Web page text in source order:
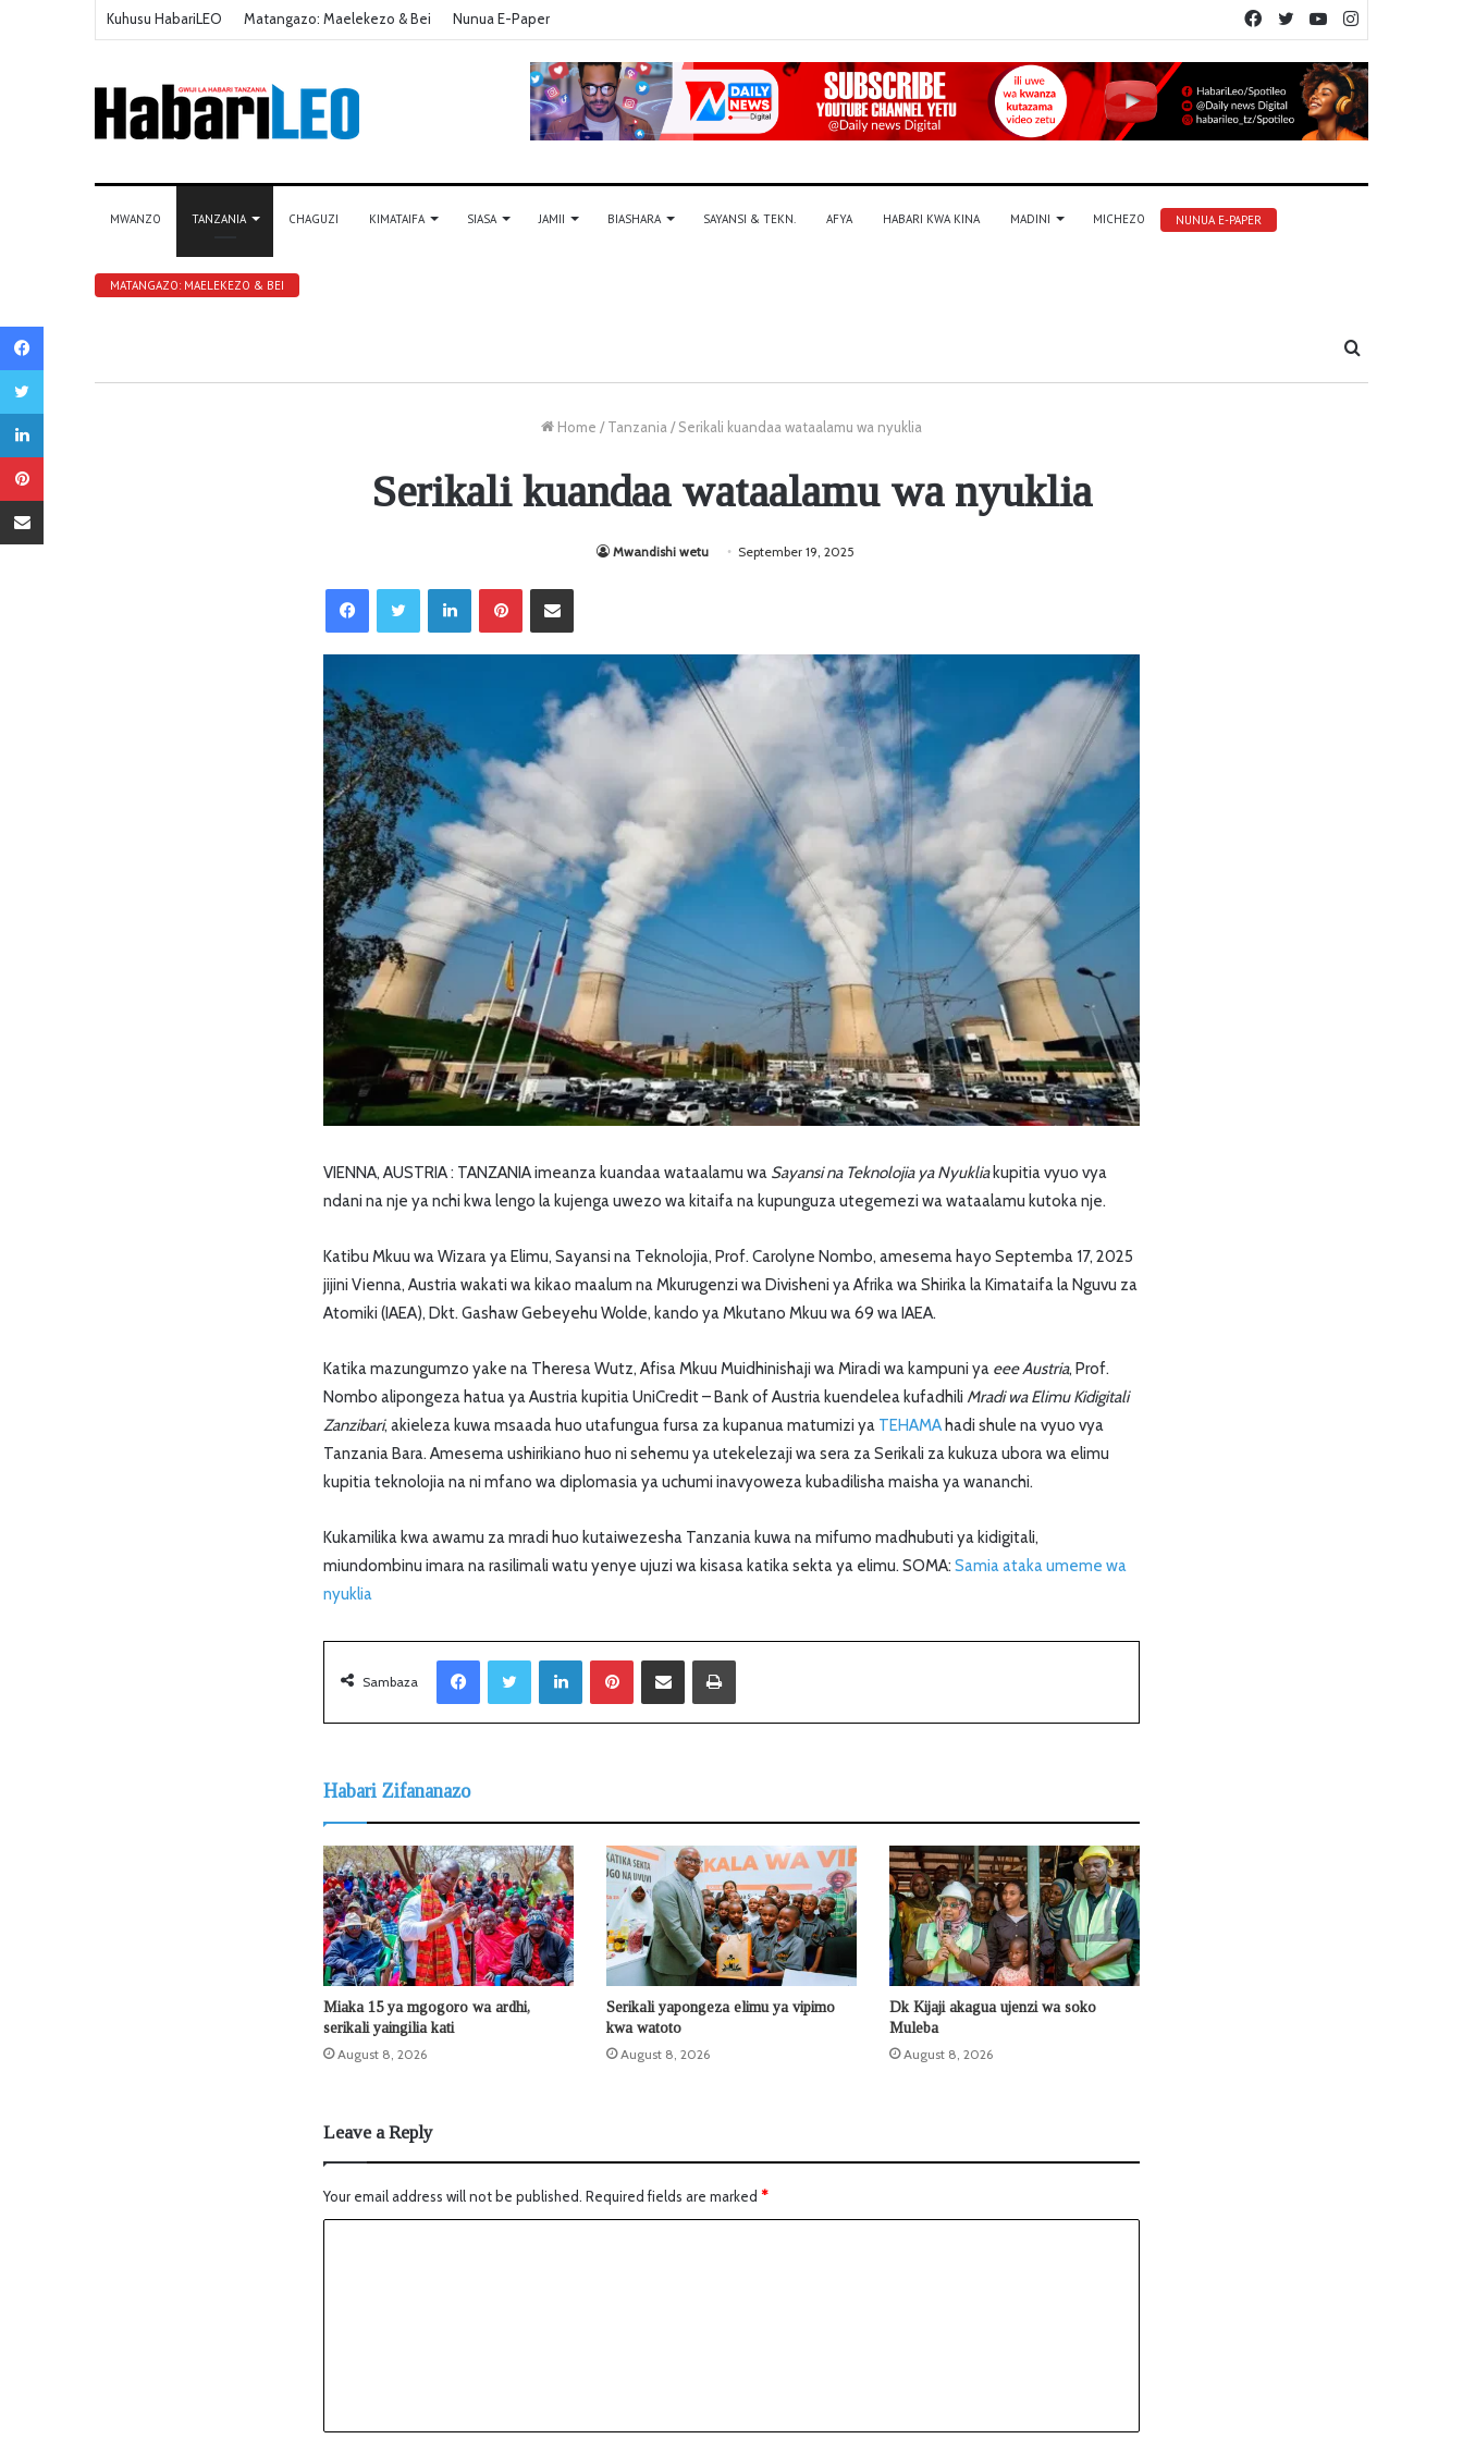
Kuhusu HabariLEO Matangazo: Maelekezo & Bei Nunua E-Paper YouTube
Twitter
Facebook
MWANZO TANZANIA CHAGUZI KIMATAIFA SIASA JAMII BIASHARA SAYANSI & TEKN. AFYA HABARI KWA KINA MADINI MICHEZO NUNUA E-PAPER
MATANGAZO: MAELEKEZO & BEI
Tafuta
Home / Tanzania / Serikali kuandaa wataalamu wa nyuklia
Serikali kuandaa wataalamu wa nyuklia
Mwandishi wetu September 19, 2025
LinkedIn
VIENNA, AUSTRIA : TANZANIA imeanza kuandaa wataalamu wa Sayansi na Teknolojia ya Nyukliakupitia vyuo vya
ndani na nje ya nchi kwa lengo la kujenga uwezo wa kitaifa na kupunguza utegemezi wa wataalamu kutoka nje.
Katibu Mkuu wa Wizara ya Elimu, Sayansi na Teknolojia, Prof. Carolyne Nombo, amesema hayo Septemba 17, 2025
jijini Vienna, Austria wakati wa kikao maalum na Mkurugenzi wa Divisheni ya Afrika wa Shirika la Kimataifa la Nguvu za
Atomiki (IAEA), Dkt. Gashaw Gebeyehu Wolde, kando ya Mkutano Mkuu wa 69 wa IAEA.
Katika mazungumzo yake na Theresa Wutz, Afisa Mkuu Muidhinishaji wa Miradi wa kampuni ya eee Austria, Prof.
Nombo alipongeza hatua ya Austria kupitia UniCredit – Bank of Austria kuendelea kufadhili Mradi wa Elimu Kidigitali
Zanzibari, akieleza kuwa msaada huo utafungua fursa za kupanua matumizi ya TEHAMA hadi shule na vyuo vya
Tanzania Bara. Amesema ushirikiano huo ni sehemu ya utekelezaji wa sera za Serikali za kukuza ubora wa elimu
kupitia teknolojia na ni mfano wa diplomasia ya uchumi inavyoweza kubadilisha maisha ya wananchi.
Kukamilika kwa awamu za mradi huo kutaiwezesha Tanzania kuwa na mifumo madhubuti ya kidigitali,
miundombinu imara na rasilimali watu yenye ujuzi wa kisasa katika sekta ya elimu. SOMA: Samia ataka umeme wa
nyuklia
Sambaza
LinkedIn Sambaza kupitia barua pepe
Habari Zifananazo
Miaka 15 ya mgogoro wa ardhi,
serikali yaingilia kati
August 8, 2026
Serikali yapongeza elimu ya vipimo
kwa watoto
August 8, 2026
Dk Kijaji akagua ujenzi wa soko
Muleba
August 8, 2026
Leave a Reply
Your email address will not be published. Required fields are marked *